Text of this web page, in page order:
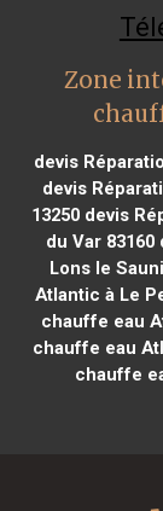
Zone
devis
devis
13250devis
du Var 83160
Lons le
Atlantic à Le
chauffe eau
chauffe eau
chauffe